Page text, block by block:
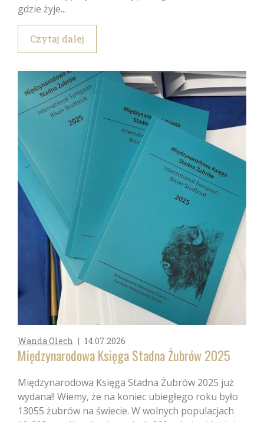
gdzie żyje...
Czytaj dalej
Wanda Olech | 14.07.2026
Międzynarodowa Księga Stadna Żubrów 2025
Międzynarodowa Księga Stadna Żubrów 2025 już
wydana!! Wiemy, że na koniec ubiegłego roku było
13055 żubrów na świecie. W wolnych populacjach